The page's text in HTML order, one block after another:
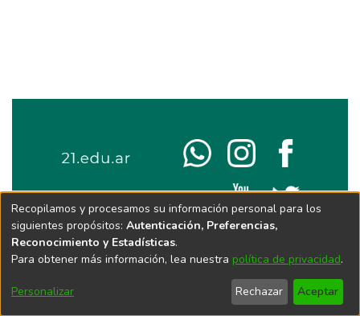
Recopilamos y procesamos su información personal para los
siguientes propósitos: Autenticación, Preferencias,
Reconocimiento y Estadísticas.
Para obtener más información, lea nuestra política de privacidad.
Personalizar Rechazar Aceptar